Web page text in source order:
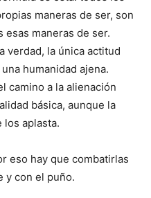
maneras de ser, son
esas maneras de ser.
verdad, la única actitud
humanidad ajena.
camino a la alienación
básica, aunque la
los aplasta.
eso hay que combatirlas
y con el puño.